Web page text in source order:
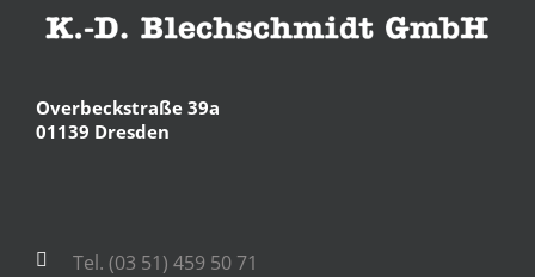
Overbeckstraße 39a
01139 Dresden
Tel. (03 51) 459 50 71